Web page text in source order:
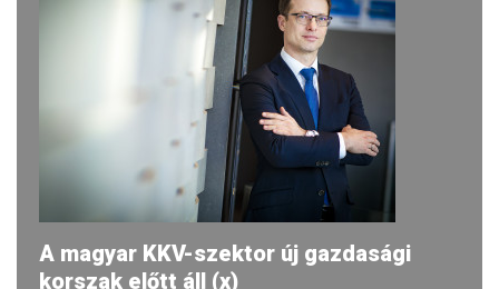
A magyar KKV-szektor új gazdasági
korszak előtt áll (x)